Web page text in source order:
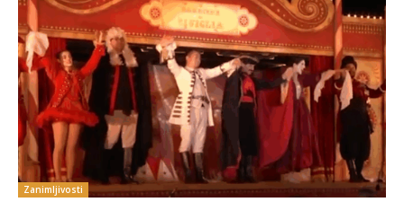
Zanimljivosti